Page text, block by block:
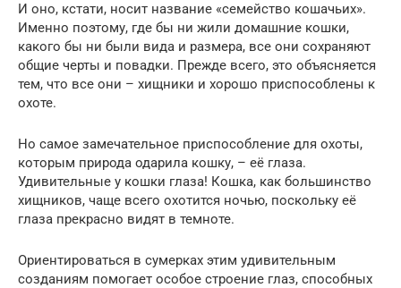
И оно, кстати, носит название «семейство кошачьих».
Именно поэтому, где бы ни жили домашние кошки,
какого бы ни были вида и размера, все они сохраняют
общие черты и повадки. Прежде всего, это объясняется
тем, что все они – хищники и хорошо приспособлены к
охоте.
Но самое замечательное приспособление для охоты,
которым природа одарила кошку, – её глаза.
Удивительные у кошки глаза! Кошка, как большинство
хищников, чаще всего охотится ночью, поскольку её
глаза прекрасно видят в темноте.
Ориентироваться в сумерках этим удивительным
созданиям помогает особое строение глаз, способных